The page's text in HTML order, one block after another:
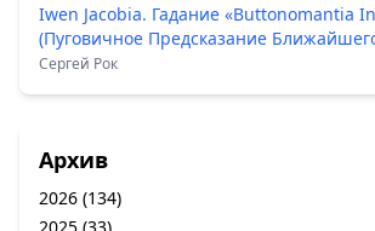
Iwen Jacobia. Гадание «Buttonomantia
(Пуговичное Предсказание
Сергей Рок
Архив
2026 (134)
2025 (33)